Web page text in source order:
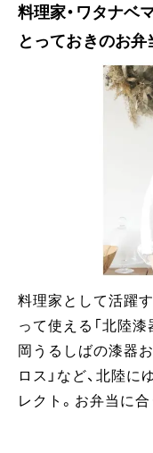
料理家・ワタナベ
とっておきのお弁
料理家として活躍
って使える「北陸漆
岡うるしばの漆器
ロス」など、北陸
レクト。お弁当に